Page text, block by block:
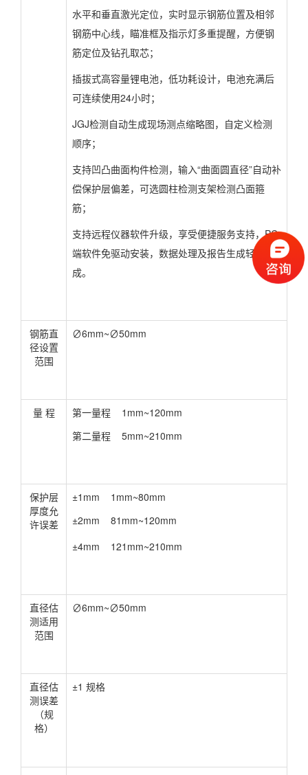
水平和垂直激光定位，实时显示钢筋位置及相邻
钢筋中心线，瞄准框及指示灯多重提醒，方便钢
筋定位及钻孔取芯；
插拔式高容量锂电池，低功耗设计，电池充满后
可连续使用24小时；
JGJ检测自动生成现场测点缩略图，自定义检测
顺序；
支持凹凸曲面构件检测，输入“曲面圆直径”自动补
偿保护层偏差，可选圆柱检测支架检测凸面箍
筋；
支持远程仪器软件升级，享受便捷服务支持，PC
端软件免驱动安装，数据处理及报告生成轻松完
成。
钢筋直
径设置
范围
∅6mm~∅50mm
量 程
第一量程 1mm~120mm
第二量程 5mm~210mm
保护层
厚度允
许误差
±1mm 1mm~80mm
±2mm 81mm~120mm
±4mm 121mm~210mm
直径估
测适用
范围
∅6mm~∅50mm
直径估
测误差
（规
格）
±1 规格